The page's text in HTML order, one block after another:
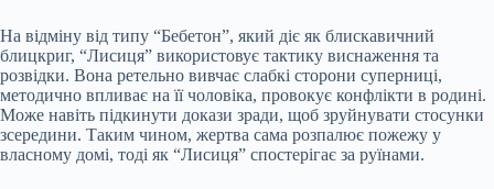
На відміну від типу “Бебетон”, який діє як блискавичний
блицкриг, “Лисиця” використовує тактику виснаження та
розвідки. Вона ретельно вивчає слабкі сторони суперниці,
методично впливає на її чоловіка, провокує конфлікти в родині.
Може навіть підкинути докази зради, щоб зруйнувати стосунки
зсередини. Таким чином, жертва сама розпалює пожежу у
власному домі, тоді як “Лисиця” спостерігає за руїнами.